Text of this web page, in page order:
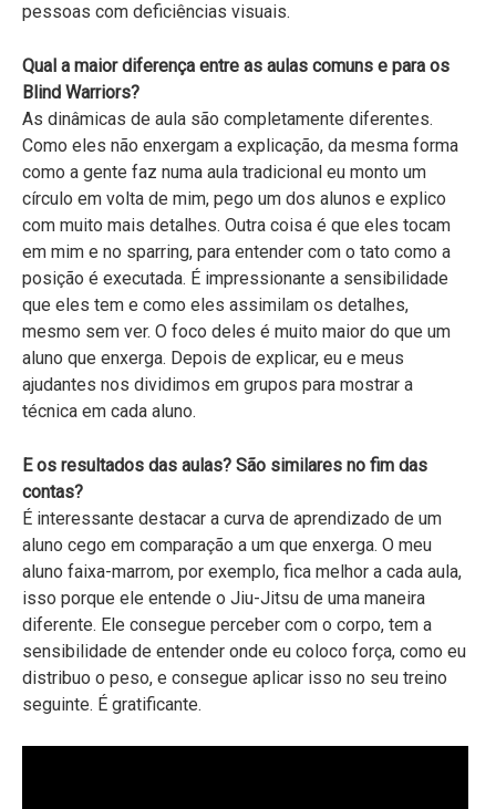
pessoas com deficiências visuais.
Qual a maior diferença entre as aulas comuns e para os
Blind Warriors?
As dinâmicas de aula são completamente diferentes.
Como eles não enxergam a explicação, da mesma forma
como a gente faz numa aula tradicional eu monto um
círculo em volta de mim, pego um dos alunos e explico
com muito mais detalhes. Outra coisa é que eles tocam
em mim e no sparring, para entender com o tato como a
posição é executada. É impressionante a sensibilidade
que eles tem e como eles assimilam os detalhes,
mesmo sem ver. O foco deles é muito maior do que um
aluno que enxerga. Depois de explicar, eu e meus
ajudantes nos dividimos em grupos para mostrar a
técnica em cada aluno.
E os resultados das aulas? São similares no fim das
contas?
É interessante destacar a curva de aprendizado de um
aluno cego em comparação a um que enxerga. O meu
aluno faixa-marrom, por exemplo, fica melhor a cada aula,
isso porque ele entende o Jiu-Jitsu de uma maneira
diferente. Ele consegue perceber com o corpo, tem a
sensibilidade de entender onde eu coloco força, como eu
distribuo o peso, e consegue aplicar isso no seu treino
seguinte. É gratificante.